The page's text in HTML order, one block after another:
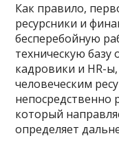
Как правило,
ресурсники и
бесперебойную
техническую
кадровики и HR-
человеческим
непосредственно
который
определяет